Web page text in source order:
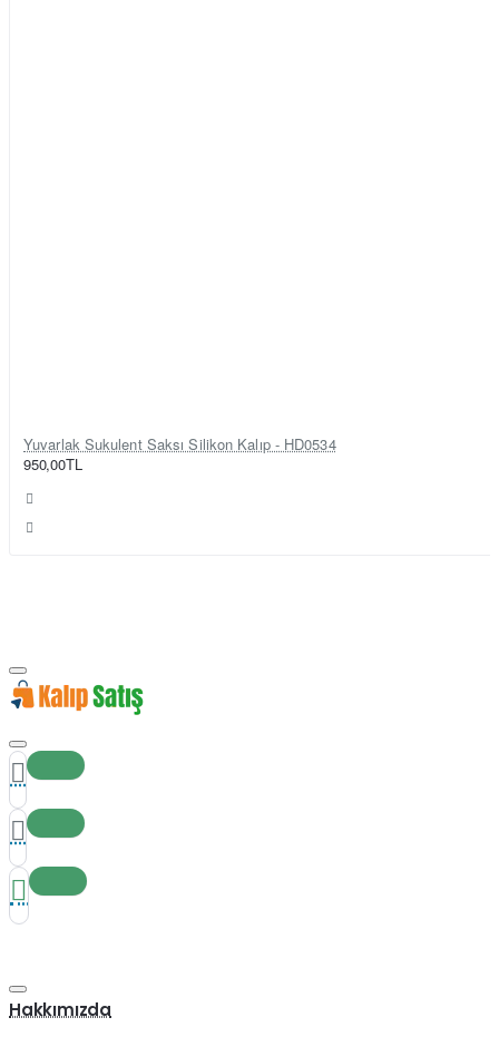
Yuvarlak Sukulent Saksı Silikon Kalıp - HD0534
950,00TL
Hakkımızda